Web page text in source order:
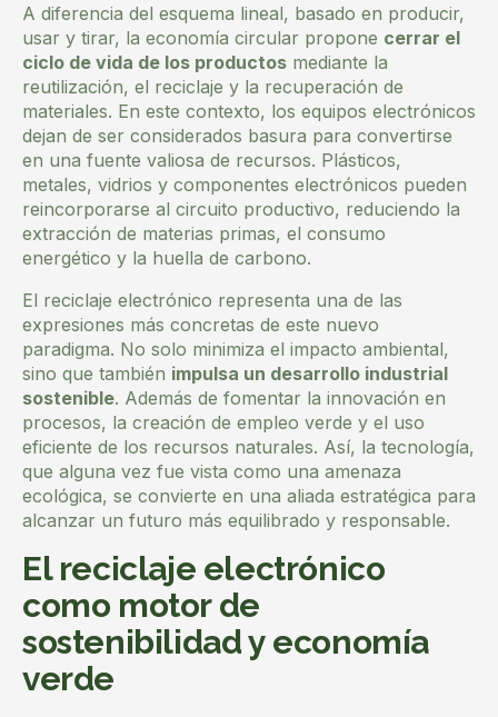
A diferencia del esquema lineal, basado en producir,
usar y tirar, la economía circular propone cerrar el
ciclo de vida de los productos mediante la
reutilización, el reciclaje y la recuperación de
materiales. En este contexto, los equipos electrónicos
dejan de ser considerados basura para convertirse
en una fuente valiosa de recursos. Plásticos,
metales, vidrios y componentes electrónicos pueden
reincorporarse al circuito productivo, reduciendo la
extracción de materias primas, el consumo
energético y la huella de carbono.
El reciclaje electrónico representa una de las
expresiones más concretas de este nuevo
paradigma. No solo minimiza el impacto ambiental,
sino que también impulsa un desarrollo industrial
sostenible. Además de fomentar la innovación en
procesos, la creación de empleo verde y el uso
eficiente de los recursos naturales. Así, la tecnología,
que alguna vez fue vista como una amenaza
ecológica, se convierte en una aliada estratégica para
alcanzar un futuro más equilibrado y responsable.
El reciclaje electrónico
como motor de
sostenibilidad y economía
verde